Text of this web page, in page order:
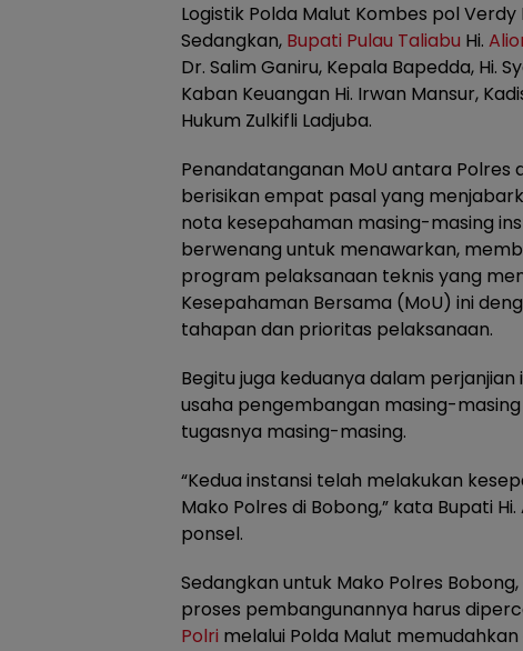
Logistik Polda Malut Kombes pol Verdy
Sedangkan, Bupati Pulau Taliabu Hi.
Dr. Salim Ganiru, Kepala Bapedda, Hi.
Kaban Keuangan Hi. Irwan Mansur,
Hukum Zulkifli Ladjuba.
Penandatanganan MoU antara Polres
berisikan empat pasal yang
nota kesepahaman masing-masing
berwenang untuk menawarkan,
program pelaksanaan teknis yang
Kesepahaman Bersama (MoU) ini
tahapan dan prioritas pelaksanaan.
Begitu juga keduanya dalam
usaha pengembangan masing-
tugasnya masing-masing.
“Kedua instansi telah melakukan
Mako Polres di Bobong,” kata Bupati
ponsel.
Sedangkan untuk Mako Polres
proses pembangunannya harus
Polri melalui Polda Malut